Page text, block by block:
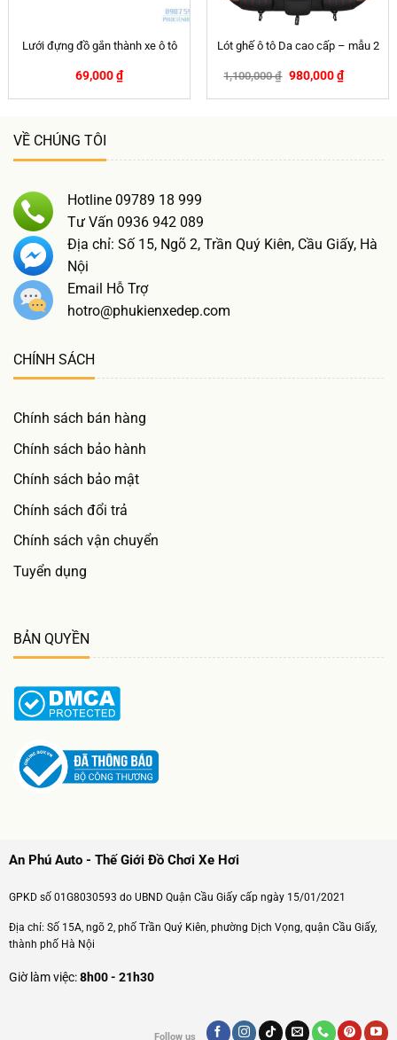
Lưới đựng đồ gắn thành xe ô tô
69,000₫
Lót ghế ô tô Da cao cấp – mẫu 2
1,100,000₫ 980,000₫
VỀ CHÚNG TÔI
Hotline 09789 18 999
Tư Vấn 0936 942 089
Địa chỉ: Số 15, Ngõ 2, Trần Quý Kiên, Cầu Giấy, Hà
Nội
Email Hỗ Trợ
hotro@phukienxedep.com
CHÍNH SÁCH
Chính sách bán hàng
Chính sách bảo hành
Chính sách bảo mật
Chính sách đổi trả
Chính sách vận chuyển
Tuyển dụng
BẢN QUYỀN
An Phú Auto - Thế Giới Đồ Chơi Xe Hơi
GPKD số 01G8030593 do UBND Quận Cầu Giấy cấp ngày 15/01/2021
Địa chỉ: Số 15A, ngõ 2, phố Trần Quý Kiên, phường Dịch Vọng, quận Cầu Giấy,
thành phố Hà Nội
Giờ làm việc:8h00 - 21h30
Follow us